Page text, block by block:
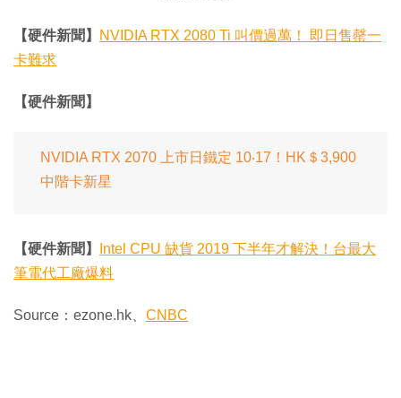
【硬件新聞】
NVIDIA RTX 2080 Ti 叫價過萬！ 即日售罄一
卡難求
【硬件新聞】
NVIDIA RTX 2070 上市日鐵定 10‧17！HK＄3,900
中階卡新星
【硬件新聞】
Intel CPU 缺貨 2019 下半年才解決！台最大
筆電代工廠爆料
Source：ezone.hk、 CNBC